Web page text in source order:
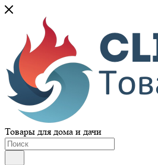
Товары для дома и дачи